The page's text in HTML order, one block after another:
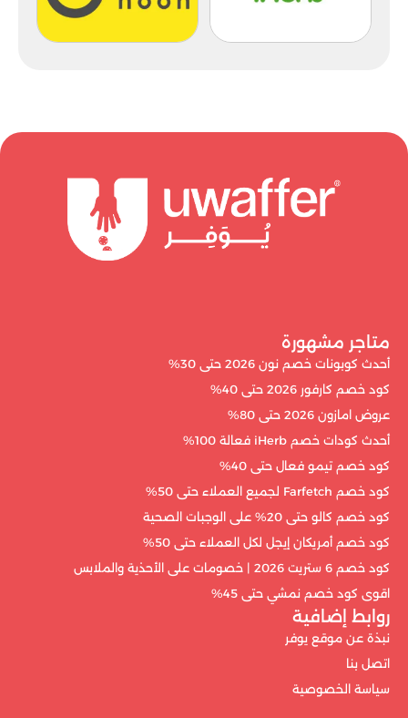
متاجر مشهورة
أحدث كوبونات خصم نون 2026 حتى 30%
كود خصم كارفور 2026 حتى 40%
عروض امازون 2026 حتى 80%
أحدث كودات خصم iHerb فعالة 100%
كود خصم تيمو فعال حتى 40%
كود خصم Farfetch لجميع العملاء حتى 50%
كود خصم كالو حتى 20% على الوجبات الصحية
كود خصم أمريكان إيجل لكل العملاء حتى 50%
كود خصم 6 ستريت 2026 | خصومات على الأحذية والملابس
اقوى كود خصم نمشي حتى 45%
روابط إضافية
نبذة عن موقع يوفر
اتصل بنا
سياسة الخصوصية